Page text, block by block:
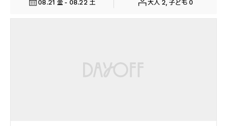
08.21 金 - 08.22 土 大人 2, 子ども 0